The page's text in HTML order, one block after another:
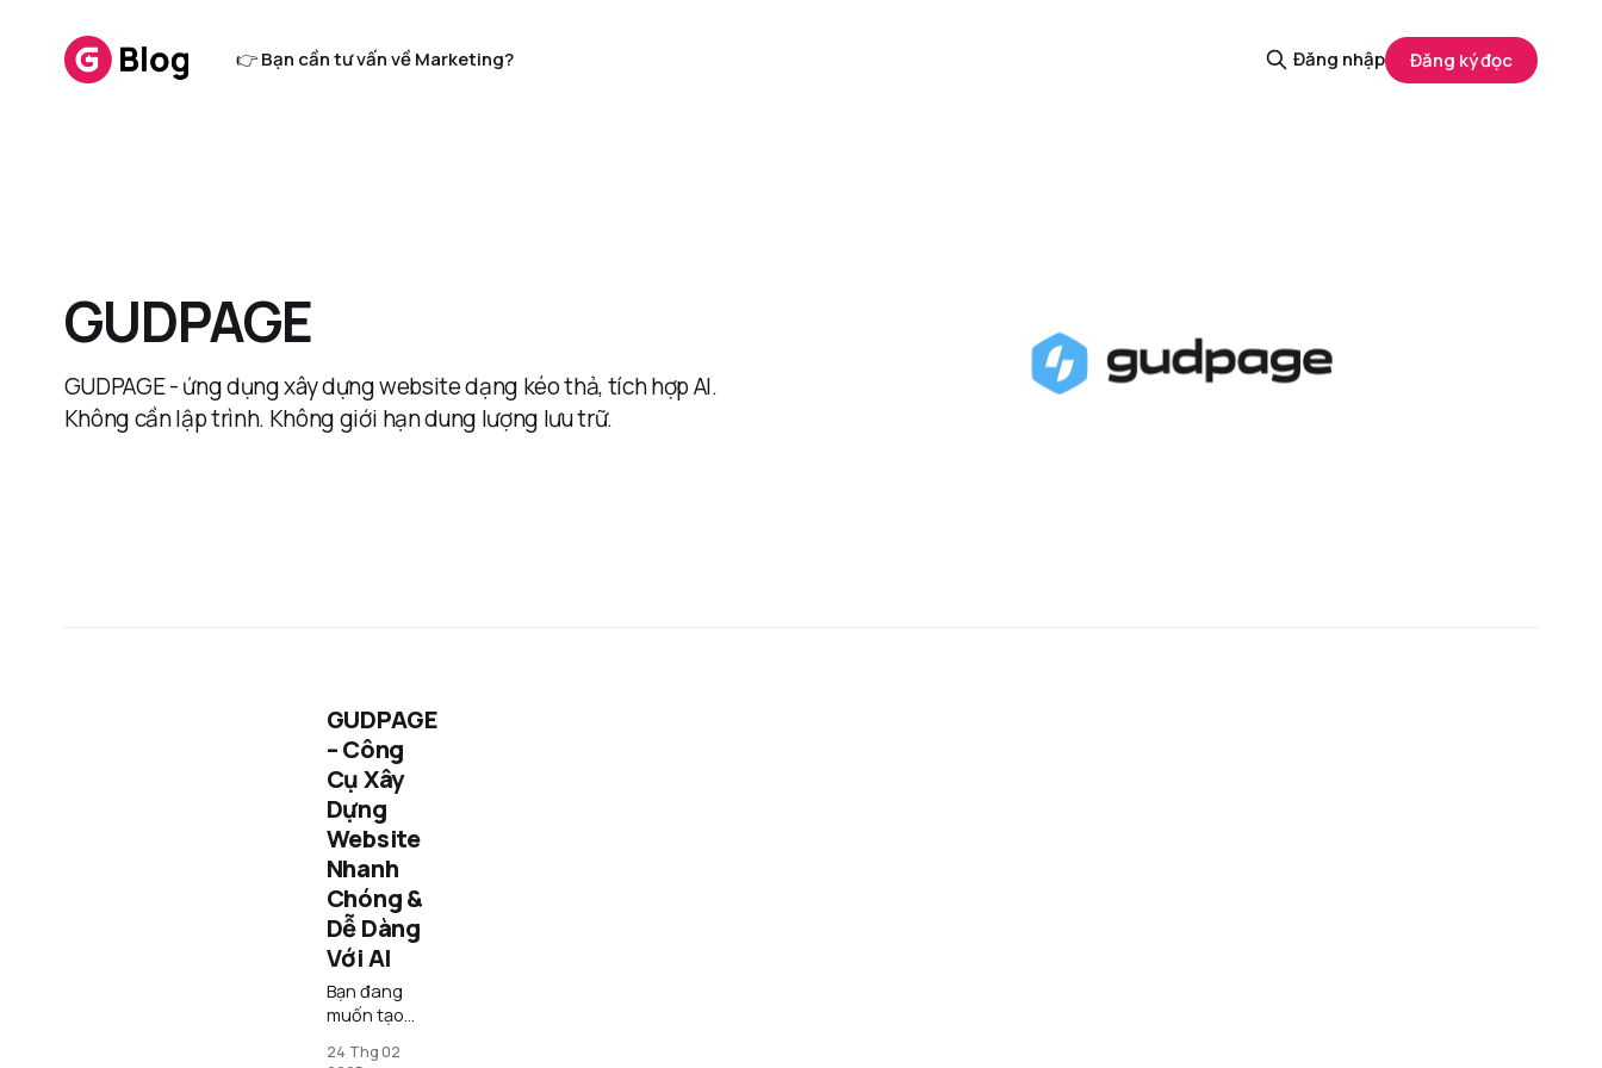
👉 Bạn cần tư vấn về Marketing? Đăng nhập Đăng ký đọc
GUDPAGE
GUDPAGE - ứng dụng xây dựng website dạng kéo thả, tích hợp AI.
Không cần lập trình. Không giới hạn dung lượng lưu trữ.
GUDPAGE
– Công
Cụ Xây
Dựng
Website
Nhanh
Chóng &
Dễ Dàng
Với AI
Bạn đang
muốn tạo
chuyên
24 Thg 02